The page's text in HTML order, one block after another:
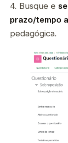
4. Busque e
prazo/tempo
pedagógica.